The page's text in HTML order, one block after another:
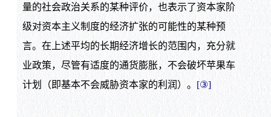
量的社会政治关系的某种评价，也表示了资本家阶
级对资本主义制度的经济扩张的可能性的某种预
言。在上述平均的长期经济增长的范围内，充分就
业政策，尽管有适度的通货膨胀，不会破坏苹果车
计划（即基本不会威胁资本家的利润）。 [③]